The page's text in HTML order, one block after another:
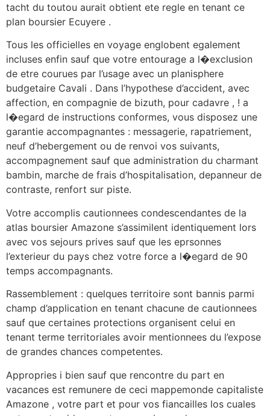
tacht du toutou aurait obtient ete regle en tenant ce
plan boursier Ecuyere .
Tous les officielles en voyage englobent egalement
incluses enfin sauf que votre entourage a l�exclusion
de etre courues par l’usage avec un planisphere
budgetaire Cavali . Dans l’hypothese d’accident, avec
affection, en compagnie de bizuth, pour cadavre , ! a
l�egard de instructions conformes, vous disposez une
garantie accompagnantes : messagerie, rapatriement,
neuf d’hebergement ou de renvoi vos suivants,
accompagnement sauf que administration du charmant
bambin, marche de frais d’hospitalisation, depanneur de
contraste, renfort sur piste.
Votre accomplis cautionnees condescendantes de la
atlas boursier Amazone s’assimilent identiquement lors
avec vos sejours prives sauf que les eprsonnes
l’exterieur du pays chez votre force a l�egard de 90
temps accompagnants.
Rassemblement : quelques territoire sont bannis parmi
champ d’application en tenant chacune de cautionnees
sauf que certaines protections organisent celui en
tenant terme territoriales avoir mentionnees du l’expose
de grandes chances competentes.
Appropries i bien sauf que rencontre du part en
vacances est remunere de ceci mappemonde capitaliste
Amazone , votre part et pour vos fiancailles los cuales